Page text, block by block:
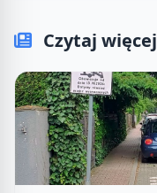
Czytaj więcej